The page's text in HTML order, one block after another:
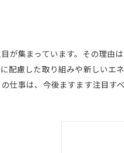
が集まっています。その理由
配慮した取り組みや新しいエ
仕事は、今後ますます注目す